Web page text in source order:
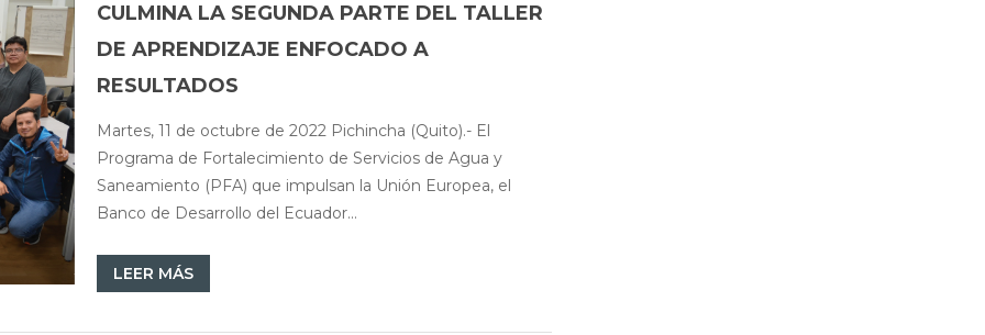
CULMINA LA SEGUNDA PARTE DEL TALLER
DE APRENDIZAJE ENFOCADO A
RESULTADOS
Martes, 11 de octubre de 2022 Pichincha (Quito).- El
Programa de Fortalecimiento de Servicios de Agua y
Saneamiento (PFA) que impulsan la Unión Europea, el
Banco de Desarrollo del Ecuador...
LEER MÁS